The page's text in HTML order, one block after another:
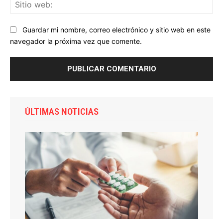
Guardar mi nombre, correo electrónico y sitio web en este
navegador la próxima vez que comente.
ÚLTIMAS NOTICIAS